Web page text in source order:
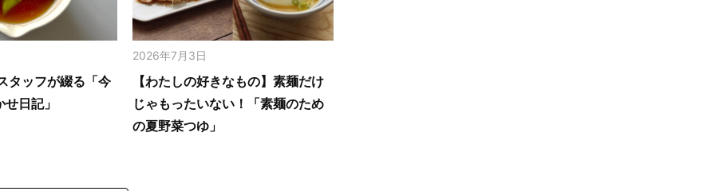
タッフが綴る「今
日記」
2026年7月3日
【わたしの好きなもの】素麺だけ
じゃもったいない！「素麺のため
の夏野菜つゆ」